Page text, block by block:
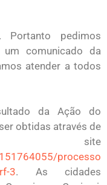
pedimos
um comunicado da
atender a todos
da Ação do
obtidas através de
site
processo
3. As cidades